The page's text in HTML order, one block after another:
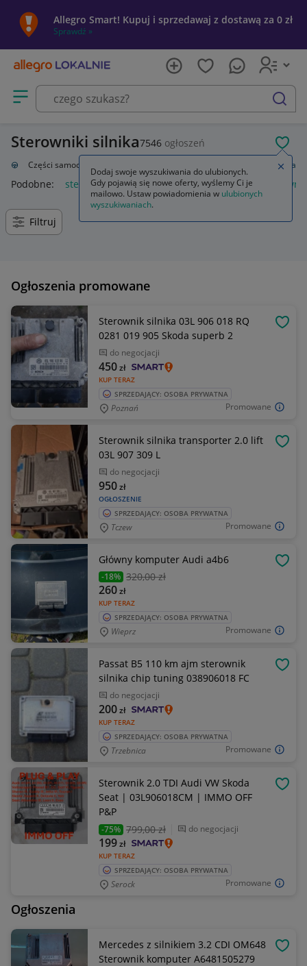
Allegro Smart! Kupuj i sprzedawaj z dostawą za 0 zł
Sprawdź »
Otwórz menu z kategoriami
szukaj
Sterowniki silnika7546 ogłoszeń
Części samochodowe Sterowniki silnika
Podobne: sterownik silnika sterownik silnika bldc
Filtruj
Ogłoszenia promowane
Promowane
Sterownik silnika 03L 906 018 RQ
0281 019 905 Skoda superb 2
do negocjacji
KUP TERAZ
450zł
SPRZEDAJĄCY: OSOBA PRYWATNA
Poznań
Promowane
Sterownik silnika transporter 2.0 lift
03L 907 309 L
do negocjacji
OGŁOSZENIE
950zł
SPRZEDAJĄCY: OSOBA PRYWATNA
Tczew
Promowane
Główny komputer Audi a4b6
-18% 320,00 zł
KUP TERAZ
260zł
SPRZEDAJĄCY: OSOBA PRYWATNA
Wieprz
Promowane
Passat B5 110 km ajm sterownik
silnika chip tuning 038906018 FC
do negocjacji
KUP TERAZ
200zł
SPRZEDAJĄCY: OSOBA PRYWATNA
Trzebnica
Promowane
Sterownik 2.0 TDI Audi VW Skoda
Seat | 03L906018CM | IMMO OFF
P&P
-75% 799,00 zł do negocjacji
KUP TERAZ
199zł
SPRZEDAJĄCY: OSOBA PRYWATNA
Serock
Ogłoszenia
Mercedes z silnikiem 3.2 CDI OM648
Sterownik komputer A6481505279
Dodaj swoje wyszukiwania do ulubionych.
Gdy pojawią się nowe oferty, wyślemy Ci je
mailowo. Ustaw powiadomienia w ulubionych
wyszukiwaniach.